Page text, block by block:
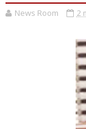
News Room 2